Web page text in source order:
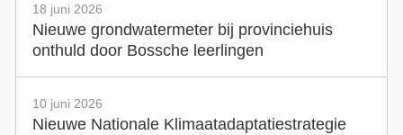
18 juni 2026
Nieuwe grondwatermeter bij provinciehuis
onthuld door Bossche leerlingen
10 juni 2026
Nieuwe Nationale Klimaatadaptatiestrategie